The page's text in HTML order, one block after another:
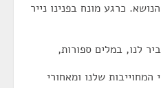
כרגע מונח בפנינו נייר
לנו, במלים ספורות,
שלנו ומאחורי